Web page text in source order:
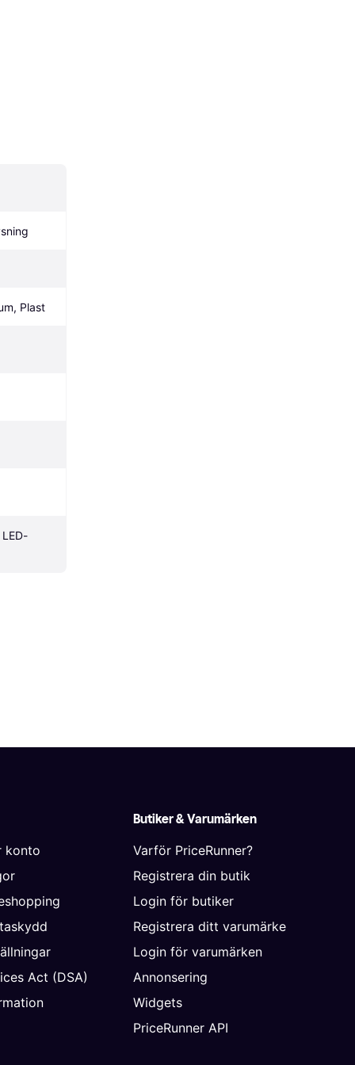
Plast
konto
Act (DSA)
Butiker & Varumärken
Varför PriceRunner?
Registrera din butik
Login för butiker
Registrera ditt varumärke
Login för varumärken
Annonsering
Widgets
PriceRunner API